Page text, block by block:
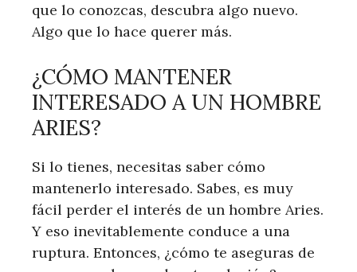
que lo conozcas, descubra algo nuevo.
Algo que lo hace querer más.
¿CÓMO MANTENER
INTERESADO A UN HOMBRE
ARIES?
Si lo tienes, necesitas saber cómo
mantenerlo interesado. Sabes, es muy
fácil perder el interés de un hombre Aries.
Y eso inevitablemente conduce a una
ruptura. Entonces, ¿cómo te aseguras de